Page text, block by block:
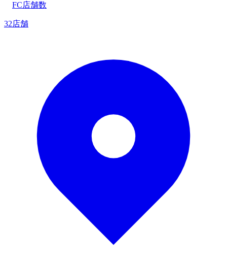
FC店舗数
32店舗